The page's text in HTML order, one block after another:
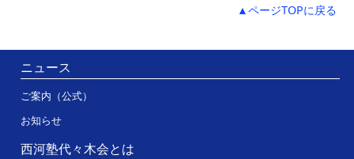
▲ページTOPに戻る
ニュース
ご案内（公式）
お知らせ
西河塾代々木会とは